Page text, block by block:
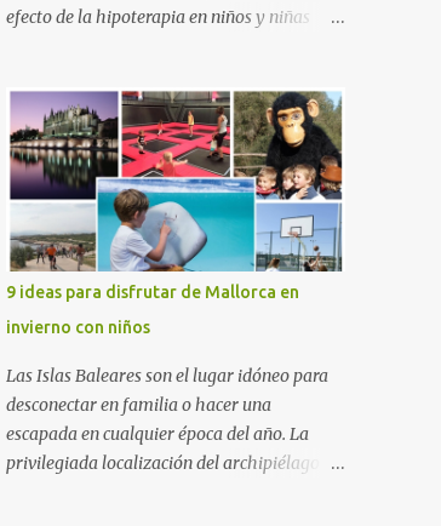
efecto de la hipoterapia en niños y niñas
Gimbernat, con el apoyo de la Asociación
Española contra el Cáncer (AEECC) y la
Fundación Federica Cerdá. La presentación
ha contado con la presencia de Emilio Zegrí,
presidente de la Fundación RCPB; la Dra.
Anna Llort, adjunta del Servicio de
Oncología Pediátrica del Hospital Vall
d’Hebron e investigadora del grupo de
Investigación Traslacional en Cáncer en la
Infancia y la Adolescencia del Vall d’Hebron
Instituto de Investigación (VHIR); Anna Saló,
psicóloga del Servicio de Oncología
Pediátrica del Vall d’Hebron y del grupo de
9 ideas para disfrutar de Mallorca en
invierno con niños
Las Islas Baleares son el lugar idóneo para
desconectar en familia o hacer una
escapada en cualquier época del año. La
privilegiada localización del archipiélago